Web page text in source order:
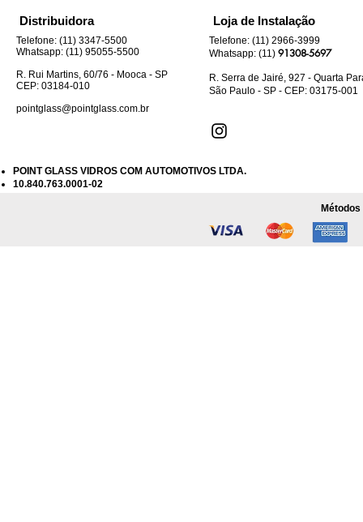
Distribuidora
Telefone: (11) 3347-5500
Whatsapp: (11) 95055-5500
R. Rui Martins, 60/76 - Mooca - SP
CEP: 03184-010
pointglass@pointglass.com.br
Loja de Instalação
Telefone: (11) 2966-3999
Whatsapp: (11) 91308-5697
R. Serra de Jairé, 927 - Quarta
São Paulo - SP - CEP: 03175-001
POINT GLASS VIDROS COM AUTOMOTIVOS LTDA.
10.840.763.0001-02